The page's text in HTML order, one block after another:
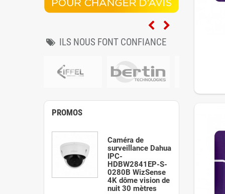
ILS NOUS FONT CONFIANCE
PROMOS
Caméra de
surveillance Dahua
IPC-
HDBW2841EP-S-
0280B WizSense
4K dôme vision de
nuit 30 mètres